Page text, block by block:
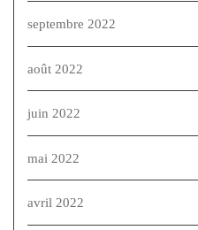
septembre 2022
août 2022
juin 2022
mai 2022
avril 2022